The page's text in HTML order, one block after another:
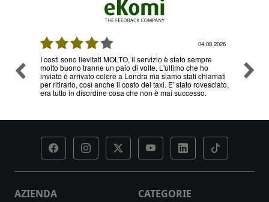
04.08.2026
I costi sono lievitati MOLTO, il servizio è stato sempre
molto buono tranne un paio di volte. L'ultimo che ho
inviato è arrivato celere a Londra ma siamo stati chiamati
per ritirarlo, così anche il costo del taxi. E' stato rovesciato,
era tutto in disordine cosa che non è mai successo.
AZIENDA CATEGORIE